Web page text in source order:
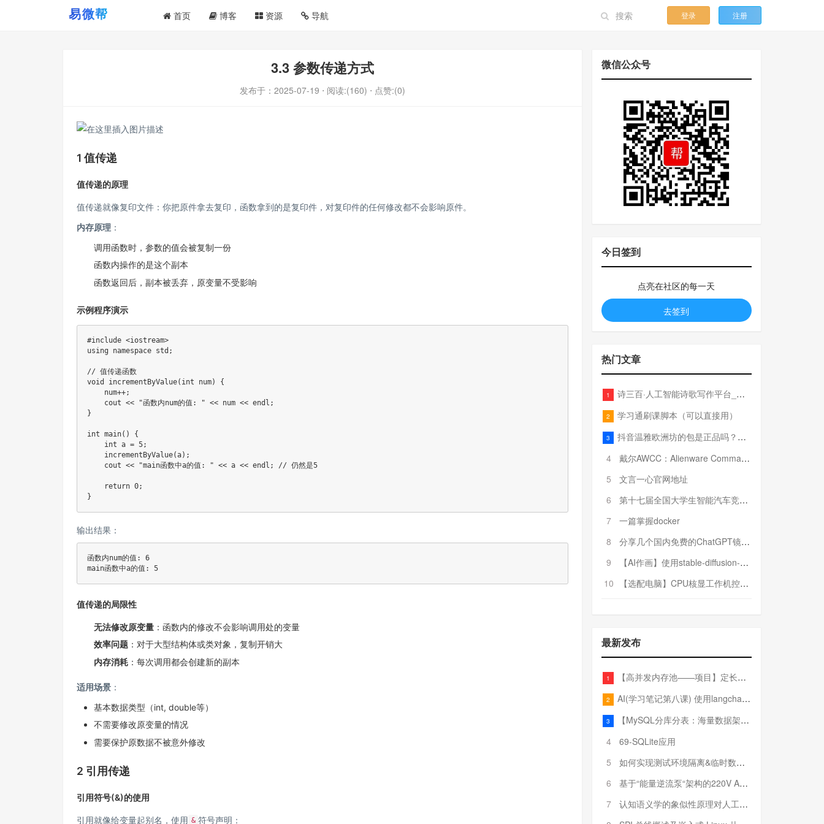
首页 博客 资源 导航 登录 注册
3.3 参数传递方式
发布于： 2025-07-19 ⋅ 阅读:(160) ⋅ 点赞:(0)
1 值传递
值传递的原理
值传递就像复印文件：你把原件拿去复印，函数拿到的是复印件，对复印件的任何修改都不会影响原件。
内存原理 ：
调用函数时，参数的值会被复制一份
函数内操作的是这个副本
函数返回后，副本被丢弃，原变量不受影响
示例程序演示
#include <iostream>
using
namespace std ;
// 值传递函数
void
incrementByValue( int num)
{
    num
++;
    cout
<< "函数内num的值: " << num << endl ;
}
int main( )
{
int a = 5;
incrementByValue(a) ;
    cout
<< "main函数中a的值: " << a << endl ; // 仍然是5
return 0;
}
输出结果：
函数内num的值: 6
值传递的局限性
无法修改原变量 ：函数内的修改不会影响调用处的变量
效率问题 ：对于大型结构体或类对象，复制开销大
内存消耗 ：每次调用都会创建新的副本
适用场景 ：
基本数据类型（int, double等）
不需要修改原变量的情况
需要保护原数据不被意外修改
2 引用传递
引用符号(&)的使用
引用就像给变量起别名，使用 & 符号声明：
微信公众号
今日签到
点亮在社区的每一天
去签到
热门文章
1 诗三百·人工智能诗歌写作平台_在线作诗机_藏头诗生成器_电脑对联_姓名作诗
2 学习通刷课脚本（可以直接用）
3
抖音温雅欧洲坊的包是正品吗？温雅卖的包为啥那么便宜？
4
戴尔AWCC：Alienware Command Center 故障排除方法，里面附有超全详解呦，快来快来，欢迎观看~
5
文言一心官网地址
6
第十七届全国大学生智能汽车竞赛全国总决赛参赛队伍奖项公告
7
一篇掌握docker
8
分享几个国内免费的ChatGPT镜像网址(亲测有效-4月25日更新)
9
【AI作画】使用stable-diffusion-webui搭建AI作画平台
10
【选配电脑】CPU核显工作机控制预算5000
最新发布
1 【高并发内存池——项目】定长内存池——开胃小菜
2 AI(学习笔记第八课) 使用langchain的embedding models
3
【MySQL分库分表：海量数据架构的终极解决方案】
4
69-SQLite应用
5
如何实现测试环境隔离&临时数据库（pytest+SQLite）
6
基于“能量逆流泵“架构的220V AC至20V DC 300W高效电源设计
7
认知语义学的象似性原理对人工智能自然语言处理深层语义分析的影响与启示